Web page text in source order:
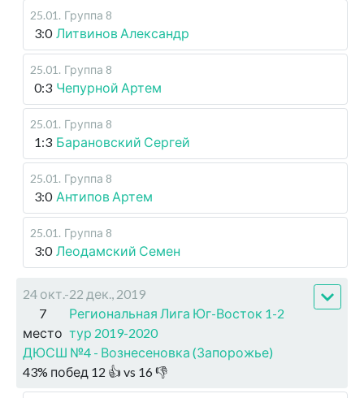
25.01 . Группа 8
3:0 Литвинов Александр
25.01 . Группа 8
0:3 Чепурной Артем
25.01 . Группа 8
1:3 Барановский Сергей
25.01 . Группа 8
3:0 Антипов Артем
25.01 . Группа 8
3:0 Леодамский Семен
24 окт.-22 дек., 2019
7
место
Региональная Лига Юг-Восток 1-2
тур 2019-2020
ДЮСШ №4 - Вознесеновка (Запорожье)
43% побед 12 👍 vs 16👎